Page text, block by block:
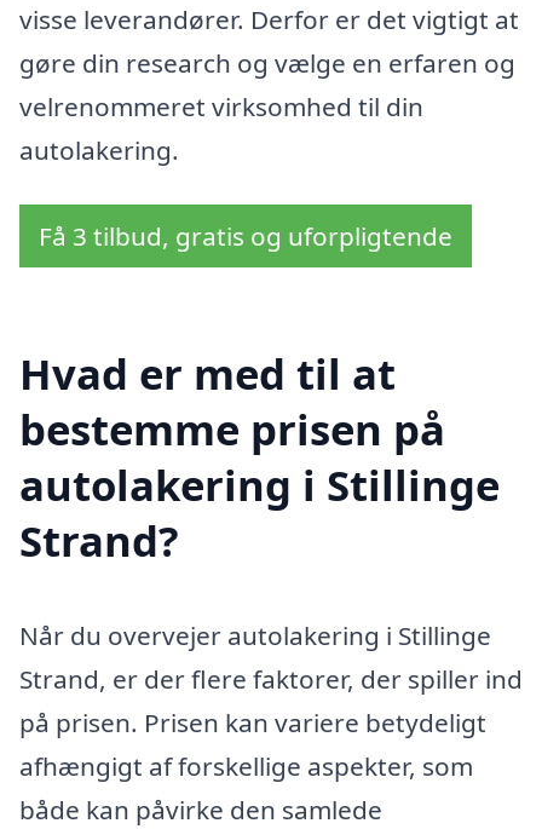
visse leverandører. Derfor er det vigtigt at
gøre din research og vælge en erfaren og
velrenommeret virksomhed til din
autolakering.
Få 3 tilbud, gratis og uforpligtende
Hvad er med til at
bestemme prisen på
autolakering i Stillinge
Strand?
Når du overvejer autolakering i Stillinge
Strand, er der flere faktorer, der spiller ind
på prisen. Prisen kan variere betydeligt
afhængigt af forskellige aspekter, som
både kan påvirke den samlede